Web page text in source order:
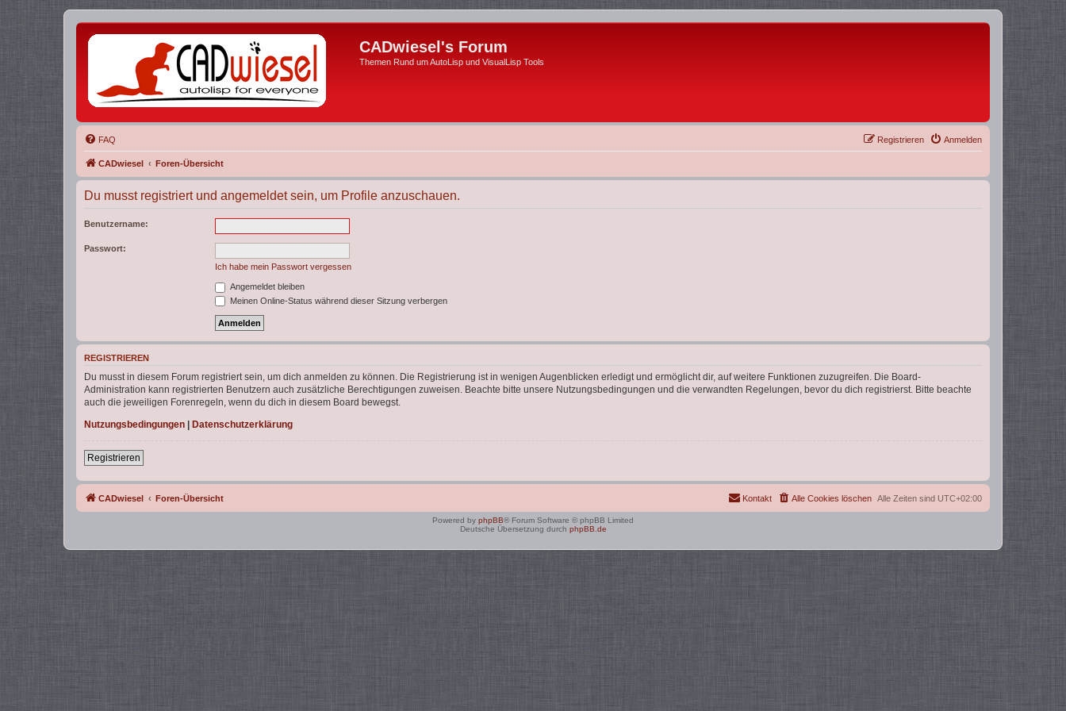
CADwiesel's Forum
Themen Rund um AutoLisp und VisualLisp Tools
FAQ Anmelden
Registrieren
CADwiesel Foren-Übersicht
Du musst registriert und angemeldet sein, um Profile anzuschauen.
Benutzername:
Passwort:
Ich habe mein Passwort vergessen
Angemeldet bleiben
Meinen Online-Status während dieser Sitzung verbergen
REGISTRIEREN
Du musst in diesem Forum registriert sein, um dich anmelden zu können. Die Registrierung ist in wenigen Augenblicken erledigt und ermöglicht dir, auf weitere Funktionen zuzugreifen. Die Board-
Administration kann registrierten Benutzern auch zusätzliche Berechtigungen zuweisen. Beachte bitte unsere Nutzungsbedingungen und die verwandten Regelungen, bevor du dich registrierst. Bitte beachte
auch die jeweiligen Forenregeln, wenn du dich in diesem Board bewegst.
Nutzungsbedingungen | Datenschutzerklärung
Registrieren
CADwiesel Foren-Übersicht Alle Zeiten sind UTC+02:00
Alle Cookies löschen
Kontakt
Powered by phpBB® Forum Software © phpBB Limited
Deutsche Übersetzung durch phpBB.de